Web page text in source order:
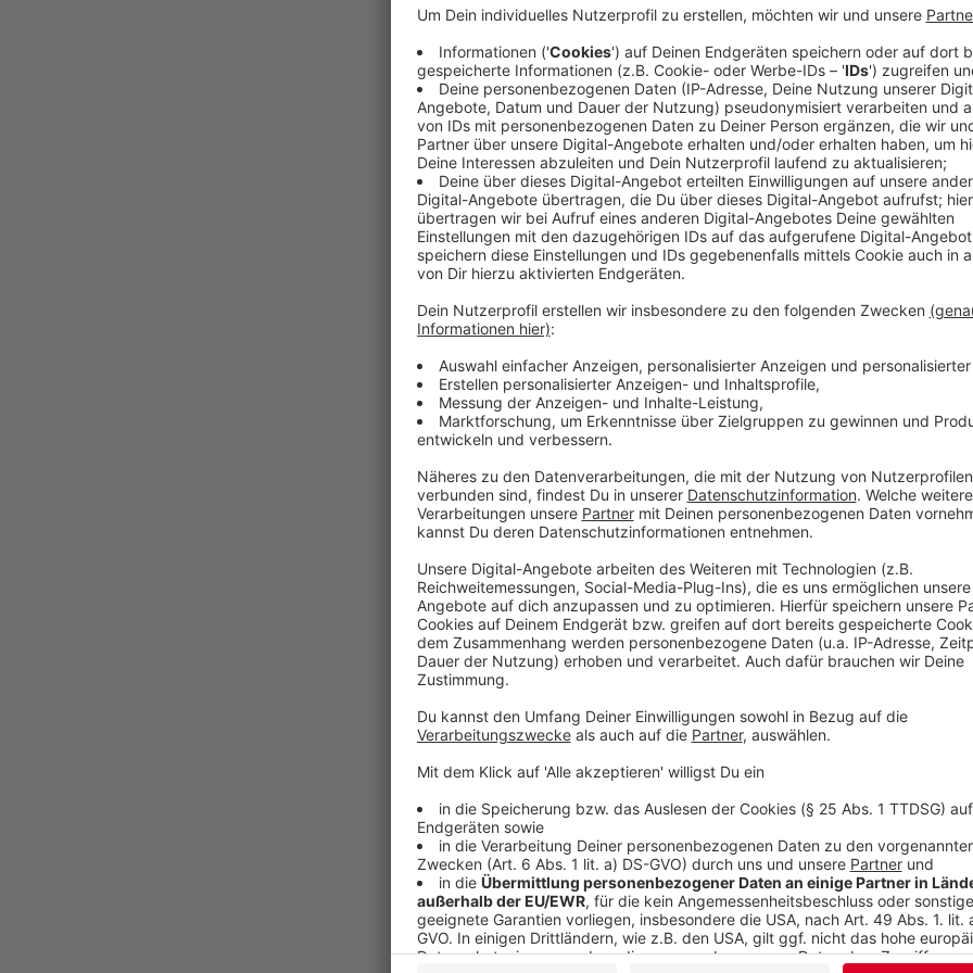
Kettenbriefe, Bilder und Videos, die
dahinter? Wir haben uns die Videos angeguckt
Verschwörungstheorien-Forscher darüber.
Veröffentlicht:Donnerstag, 30.01.2020 13:03
Anzeige
Ashauer/Voss
Anzeige
Ashauer/Voss
Gibt es infizierte in Wuppertal?
Anzeige
Verschwörungstheorien
Anzeige